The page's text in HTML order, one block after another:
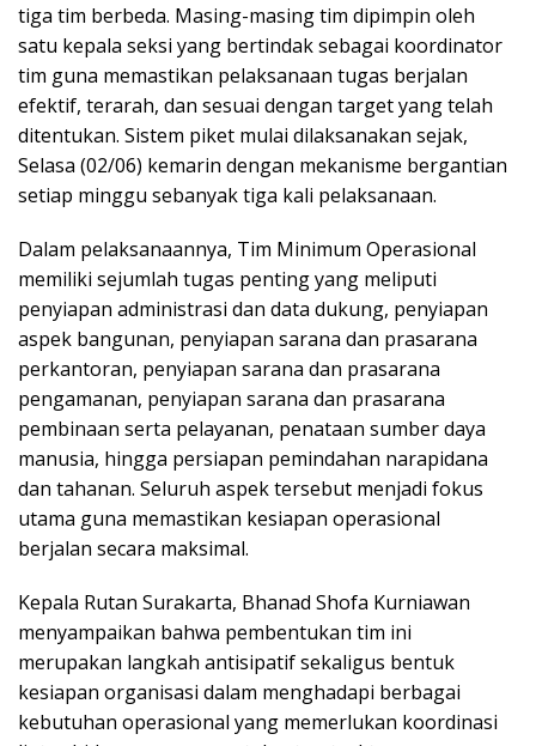
tiga tim berbeda. Masing-masing tim dipimpin oleh
satu kepala seksi yang bertindak sebagai koordinator
tim guna memastikan pelaksanaan tugas berjalan
efektif, terarah, dan sesuai dengan target yang telah
ditentukan. Sistem piket mulai dilaksanakan sejak,
Selasa (02/06) kemarin dengan mekanisme bergantian
setiap minggu sebanyak tiga kali pelaksanaan.
Dalam pelaksanaannya, Tim Minimum Operasional
memiliki sejumlah tugas penting yang meliputi
penyiapan administrasi dan data dukung, penyiapan
aspek bangunan, penyiapan sarana dan prasarana
perkantoran, penyiapan sarana dan prasarana
pengamanan, penyiapan sarana dan prasarana
pembinaan serta pelayanan, penataan sumber daya
manusia, hingga persiapan pemindahan narapidana
dan tahanan. Seluruh aspek tersebut menjadi fokus
utama guna memastikan kesiapan operasional
berjalan secara maksimal.
Kepala Rutan Surakarta, Bhanad Shofa Kurniawan
menyampaikan bahwa pembentukan tim ini
merupakan langkah antisipatif sekaligus bentuk
kesiapan organisasi dalam menghadapi berbagai
kebutuhan operasional yang memerlukan koordinasi